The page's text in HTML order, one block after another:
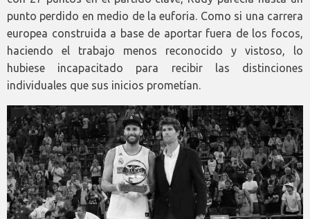
punto perdido en medio de la euforia. Como si una carrera
europea construida a base de aportar fuera de los focos,
haciendo el trabajo menos reconocido y vistoso, lo
hubiese incapacitado para recibir las distinciones
individuales que sus inicios prometían.